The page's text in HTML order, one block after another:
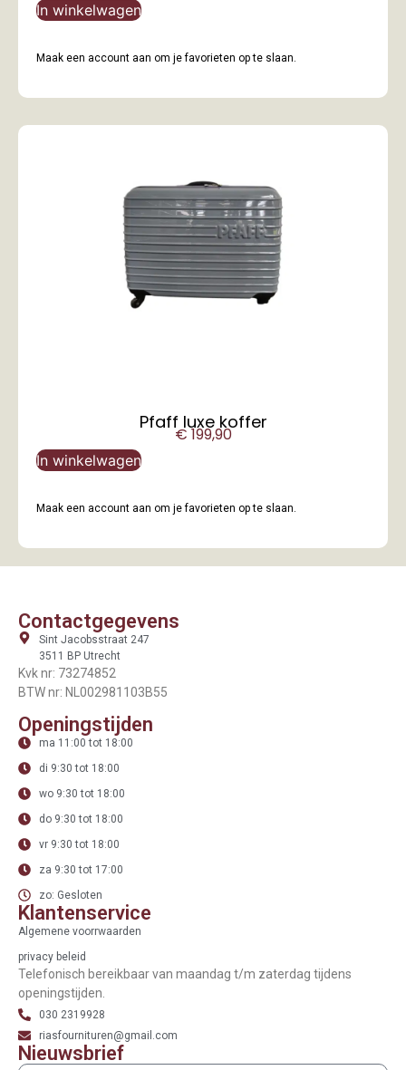
In winkelwagen
Maak een account aan om je favorieten op te slaan.
Pfaff luxe koffer
€199,90
In winkelwagen
Maak een account aan om je favorieten op te slaan.
Contactgegevens
Sint Jacobsstraat 247
3511 BP Utrecht
Kvk nr: 73274852
BTW nr: NL002981103B55
Openingstijden
ma 11:00 tot 18:00
di 9:30 tot 18:00
wo 9:30 tot 18:00
do 9:30 tot 18:00
vr 9:30 tot 18:00
za 9:30 tot 17:00
zo: Gesloten
Klantenservice
Algemene voorrwaarden
privacy beleid
Telefonisch bereikbaar van maandag t/m zaterdag tijdens
openingstijden.
030 2319928
riasfournituren@gmail.com
Nieuwsbrief